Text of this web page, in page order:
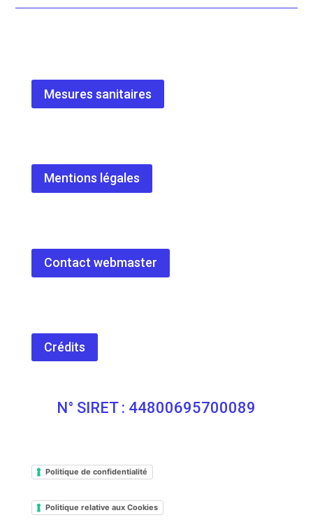
Mesures sanitaires
Mentions légales
Contact webmaster
Crédits
N° SIRET : 44800695700089
Politique de confidentialité
Politique relative aux Cookies